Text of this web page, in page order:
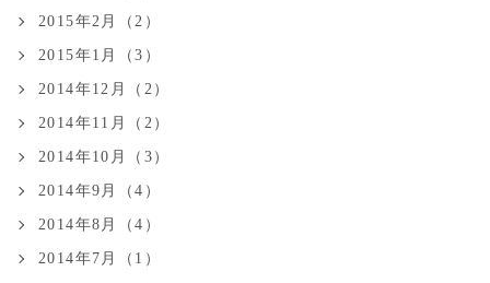
2015年2月（2）
2015年1月（3）
2014年12月（2）
2014年11月（2）
2014年10月（3）
2014年9月（4）
2014年8月（4）
2014年7月（1）